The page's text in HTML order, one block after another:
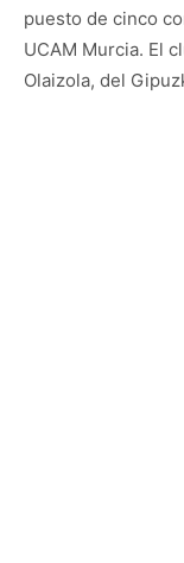
puesto de cinco
UCAM Murcia. El
Olaizola, del